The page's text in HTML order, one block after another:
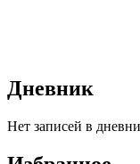
Дневник
Нет записей в